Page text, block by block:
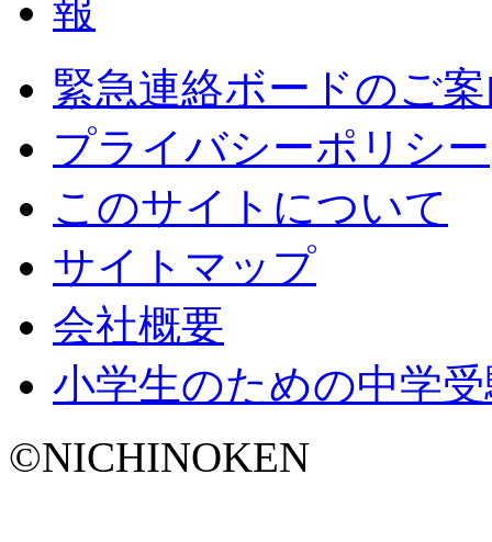
緊急連絡ボードのご
プライバシーポリシー
このサイトについて
サイトマップ
会社概要
小学生のための中学
©NICHINOKEN